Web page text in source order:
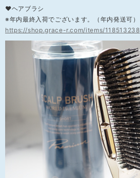
❤ヘアブラシ
※年内最終入荷でございます。（年内発送可）
https://shop.grace-r.com/items/118513238